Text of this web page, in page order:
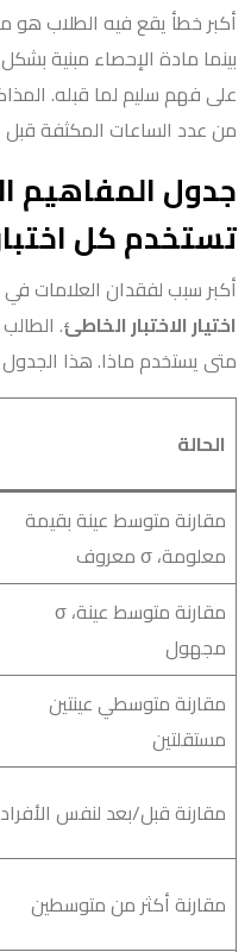
أكبر خطأ يقع فيه الطلاب هو
بينما مادة الإحصاء مبنية
على فهم سليم لما قبله.
من عدد الساعات المكثفة قبل
جدول المفاهيم
تستخدم كل
أكبر سبب لفقدان العلامات
اختيار الاختبار الخاطئ.
متى يستخدم ماذا. هذا
الحالة
مقارنة متوسط عينة بقيمة
معلومة، σ معروف
مقارنة متوسط عينة، σ
مجهول
مقارنة متوسطي عينتين
مستقلتين
مقارنة قبل/بعد لنفس الأفراد
مقارنة أكثر من متوسطين